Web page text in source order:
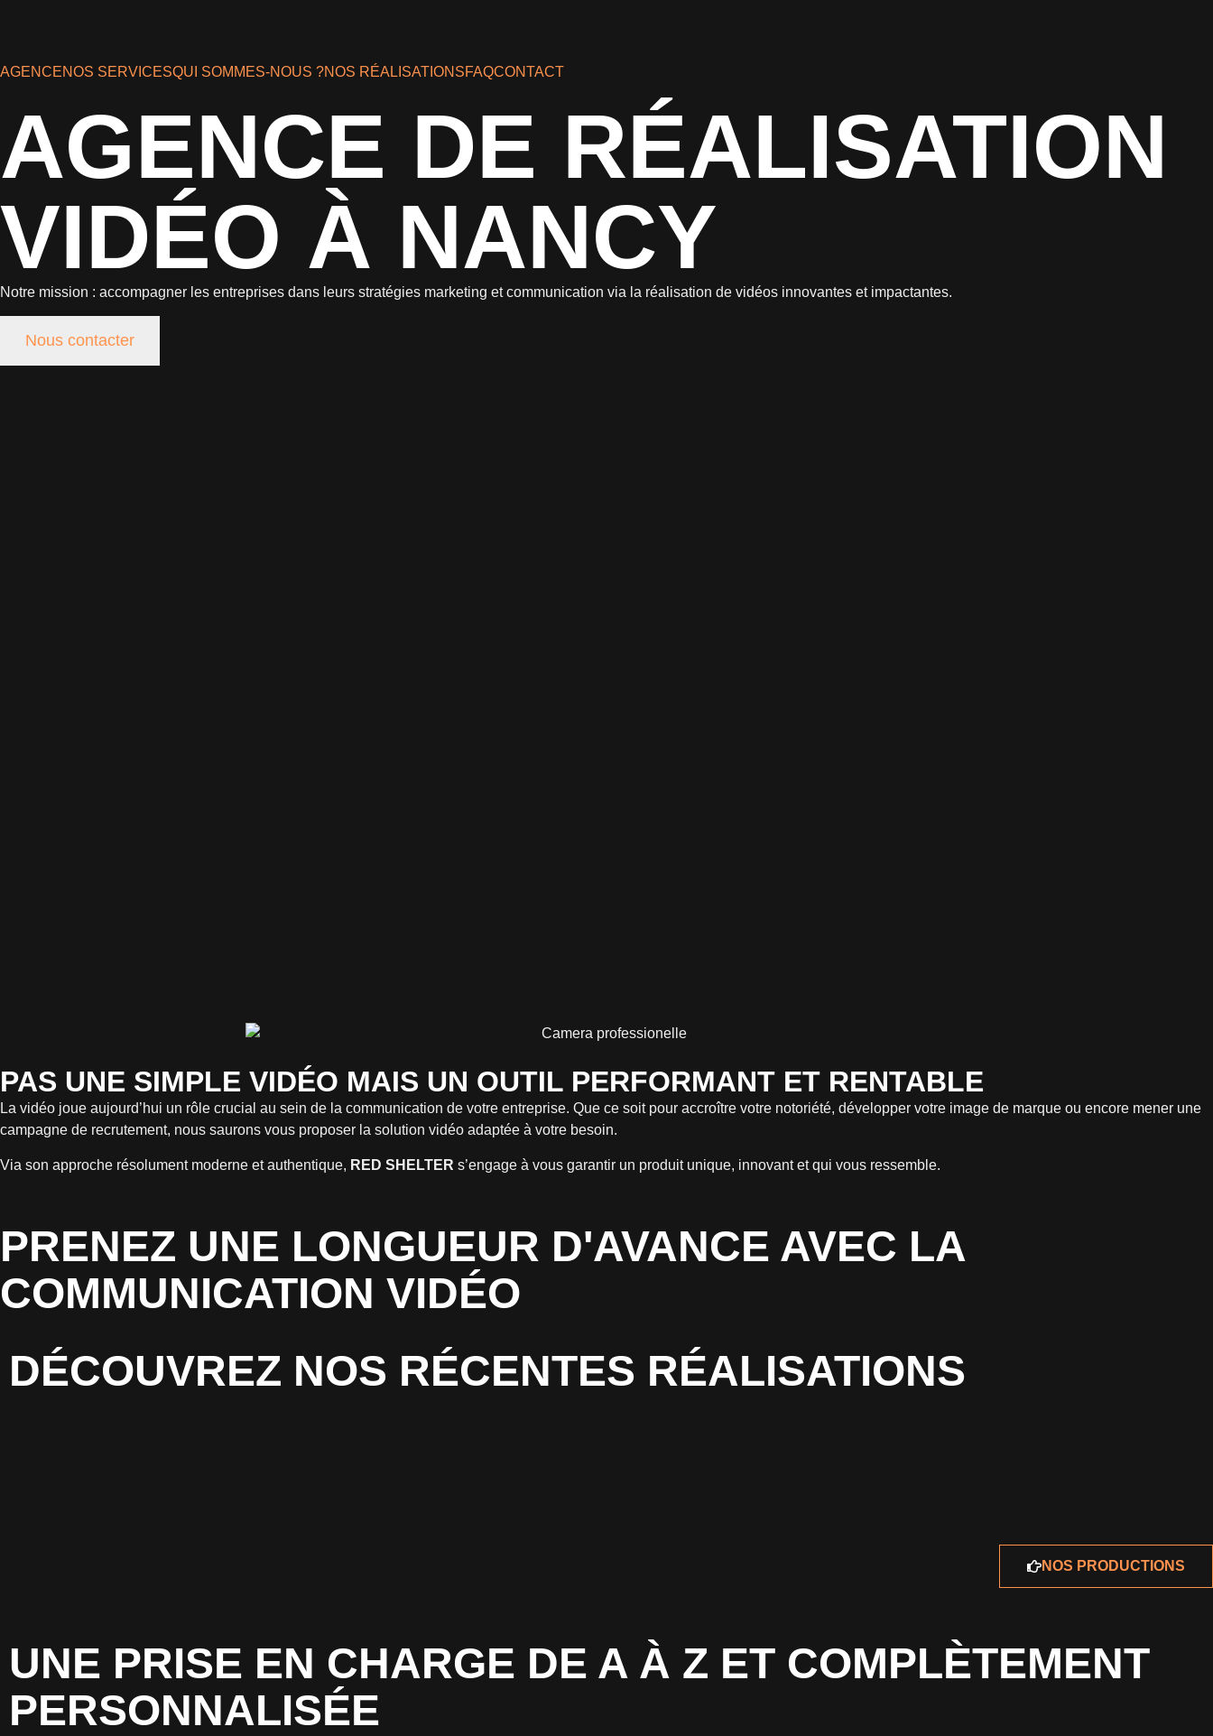
AGENCENOS SERVICESQUI SOMMES-NOUS ?NOS RÉALISATIONSFAQCONTACT
AGENCE DE RÉALISATION
VIDÉO À NANCY
Notre mission : accompagner les entreprises dans leurs stratégies marketing et communication via la réalisation de vidéos innovantes et impactantes.
Nous contacter
PAS UNE SIMPLE VIDÉO MAIS UN OUTIL PERFORMANT ET RENTABLE
La vidéo joue aujourd’hui un rôle crucial au sein de la communication de votre entreprise. Que ce soit pour accroître votre notoriété, développer votre image de marque ou encore mener une
campagne de recrutement, nous saurons vous proposer la solution vidéo adaptée à votre besoin.
Via son approche résolument moderne et authentique, RED SHELTER s’engage à vous garantir un produit unique, innovant et qui vous ressemble.
PRENEZ UNE LONGUEUR D'AVANCE AVEC LA
COMMUNICATION VIDÉO
DÉCOUVREZ NOS RÉCENTES RÉALISATIONS
NOS PRODUCTIONS
UNE PRISE EN CHARGE DE A À Z ET COMPLÈTEMENT
PERSONNALISÉE